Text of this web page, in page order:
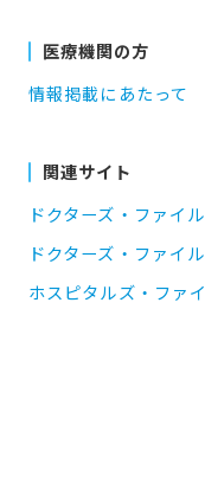
医療機関の方
情報掲載にあたって
関連サイト
ドクターズ・ファイル
ドクターズ・ファイ
ホスピタルズ・ファ